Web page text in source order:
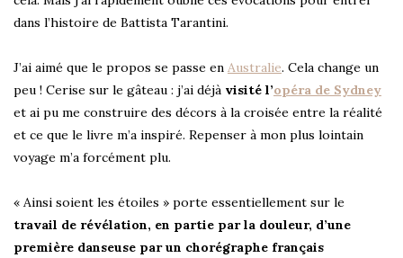
dans l’histoire de Battista Tarantini.
J’ai aimé que le propos se passe en Australie. Cela change un
peu ! Cerise sur le gâteau : j’ai déjà visité l’opéra de Sydney
et ai pu me construire des décors à la croisée entre la réalité
et ce que le livre m’a inspiré. Repenser à mon plus lointain
voyage m’a forcément plu.
« Ainsi soient les étoiles » porte essentiellement sur le
travail de révélation, en partie par la douleur, d’une
première danseuse par un chorégraphe français